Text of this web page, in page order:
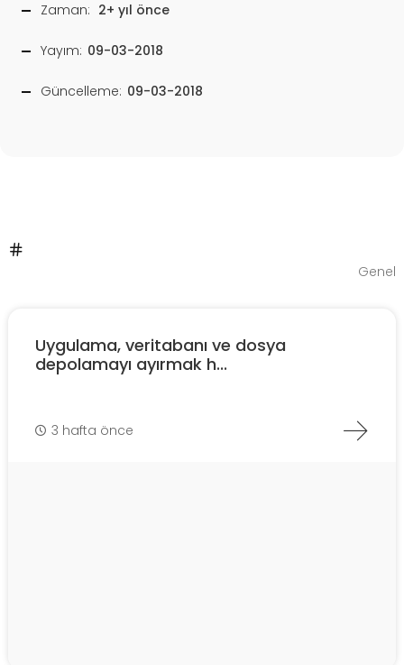
Zaman: 2+ yıl önce
Yayım: 09-03-2018
Güncelleme: 09-03-2018
Genel
Uygulama, veritabanı ve dosya
depolamayı ayırmak h...
3 hafta önce